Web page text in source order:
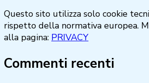
Questo sito utilizza solo cookie
rispetto della normativa europea.
alla pagina: PRIVACY
Commenti recenti